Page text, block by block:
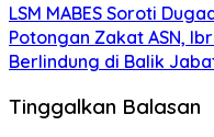
LSM MABES Soroti
Potongan Zakat ASN,
Berlindung di Balik
Tinggalkan Balasan